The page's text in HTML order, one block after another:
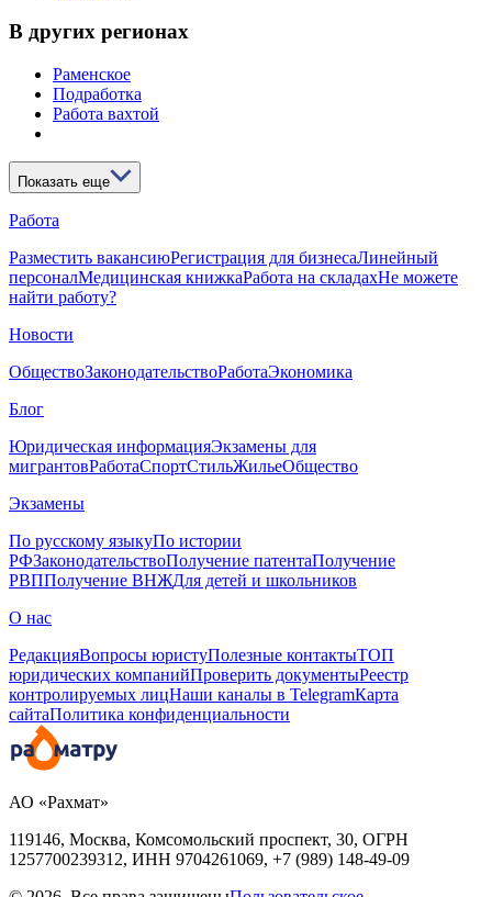
В других регионах
Раменское
Подработка
Работа вахтой
Показать еще
Работа
Разместить вакансиюРегистрация для бизнесаЛинейный
персоналМедицинская книжкаРабота на складахНе можете
найти работу?
Новости
ОбществоЗаконодательствоРаботаЭкономика
Блог
Юридическая информацияЭкзамены для
мигрантовРаботаСпортСтильЖильеОбщество
Экзамены
По русскому языкуПо истории
РФЗаконодательствоПолучение патентаПолучение
РВППолучение ВНЖДля детей и школьников
О нас
РедакцияВопросы юристуПолезные контактыТОП
юридических компанийПроверить документыРеестр
контролируемых лицНаши каналы в TelegramКарта
сайтаПолитика конфиденциальности
АО «Рахмат»
119146, Москва, Комсомольский проспект, 30, ОГРН
1257700239312, ИНН 9704261069, +7 (989) 148-49-09